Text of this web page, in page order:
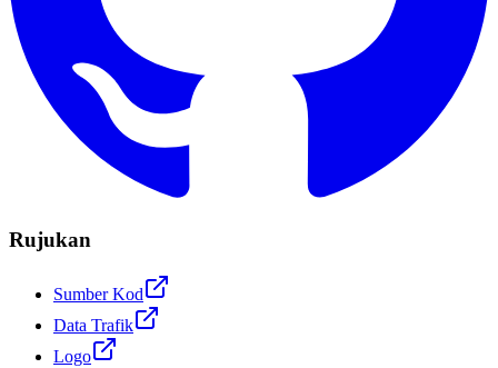
Rujukan
Sumber Kod
Data Trafik
Logo